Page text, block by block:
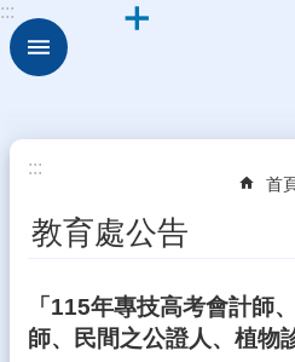
跳到主要內容區塊
進
關
古
坑
德
:::
:::
首
教育處公告
「115年專技高考會計師
師、民間之公證人、植物